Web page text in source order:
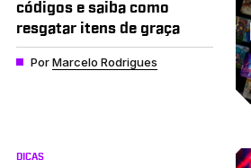
códigos e saiba como
resgatar itens de graça
PorMarcelo Rodrigues
DICAS